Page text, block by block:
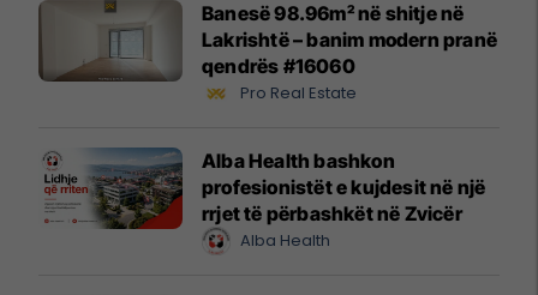
Banesë 98.96m² në shitje në
Lakrishtë – banim modern pranë
qendrës #16060
Pro Real Estate
Alba Health bashkon
profesionistët e kujdesit në një
rrjet të përbashkët në Zvicër
Alba Health